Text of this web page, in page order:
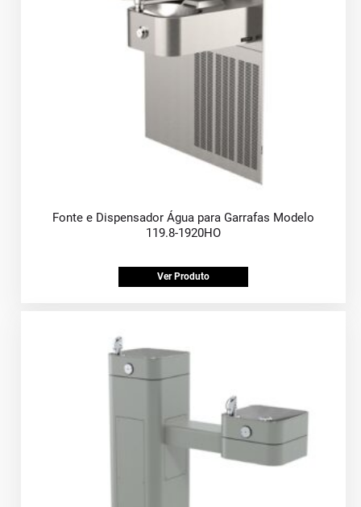
Fonte e Dispensador Água para Garrafas Modelo
119.8-1920HO
Ver Produto